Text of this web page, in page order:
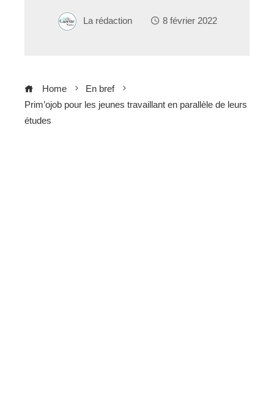
La rédaction 8 février 2022
Home
En bref
Prim’ojob pour les jeunes travaillant en parallèle de leurs
études